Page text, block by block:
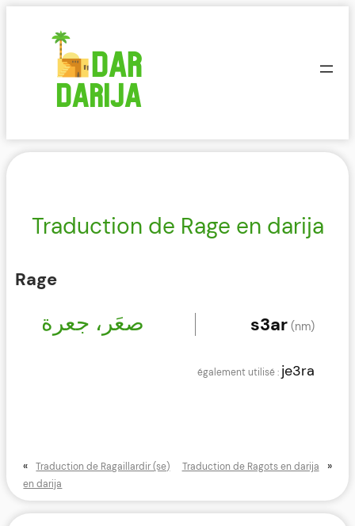
Traduction de Rage en darija
Rage
صعَر، جعرة s3ar(nm)
je3ra
«
Traduction de Ragaillardir (se)
en darija
Traduction de Ragots en darija »